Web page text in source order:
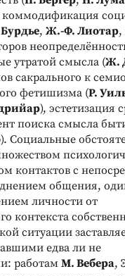
коммодификация
, Ж.-Ф. Лиотар,
утратой смысла (Ж.
сакрального к
фетишизма (Р.
), эстетизация
поиска смысла
). Социальные
контактов с
общения,
личности от
контекста
ситуации
едва ли не
работам М. Вебера,